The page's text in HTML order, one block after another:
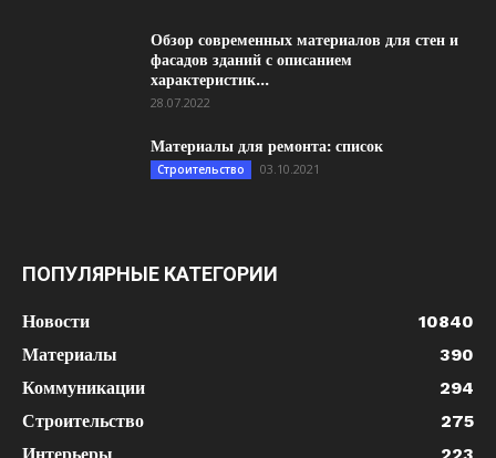
Обзор современных материалов для стен и
фасадов зданий с описанием
характеристик...
28.07.2022
Материалы для ремонта: список
Строительство 03.10.2021
ПОПУЛЯРНЫЕ КАТЕГОРИИ
Новости
10840
Материалы
390
Коммуникации
294
Строительство
275